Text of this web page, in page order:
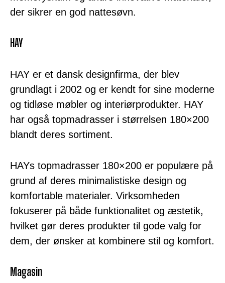
der sikrer en god nattesøvn.
HAY
HAY er et dansk designfirma, der blev
grundlagt i 2002 og er kendt for sine moderne
og tidløse møbler og interiørprodukter. HAY
har også topmadrasser i størrelsen 180×200
blandt deres sortiment.
HAYs topmadrasser 180×200 er populære på
grund af deres minimalistiske design og
komfortable materialer. Virksomheden
fokuserer på både funktionalitet og æstetik,
hvilket gør deres produkter til gode valg for
dem, der ønsker at kombinere stil og komfort.
Magasin